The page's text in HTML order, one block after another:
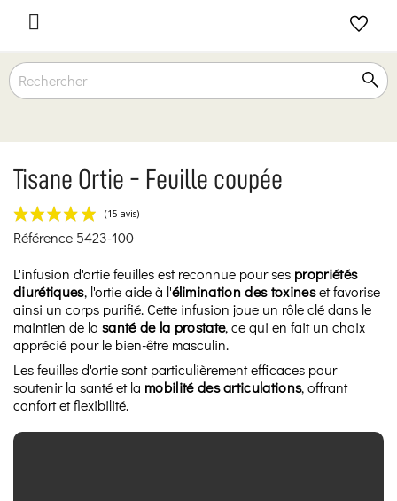

Tisane Ortie - Feuille coupée
(15 avis)
Référence 5423-100
L'infusion d'ortie feuilles est reconnue pour ses propriétés
diurétiques, l'ortie aide à l'élimination des toxineset favorise
ainsi un corps purifié. Cette infusion joue un rôle clé dans le
maintien de la santé de la prostate, ce qui en fait un choix
apprécié pour le bien-être masculin.
Les feuilles d'ortie sont particulièrement efficaces pour
soutenir la santé et la mobilité des articulations, offrant
confort et flexibilité.